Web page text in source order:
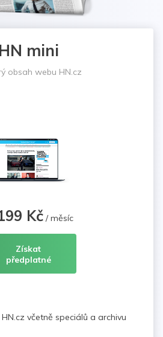
HN mini
obsah webu HN.cz
Kč/ měsíc
Získat
předplatné
včetně speciálů a archivu